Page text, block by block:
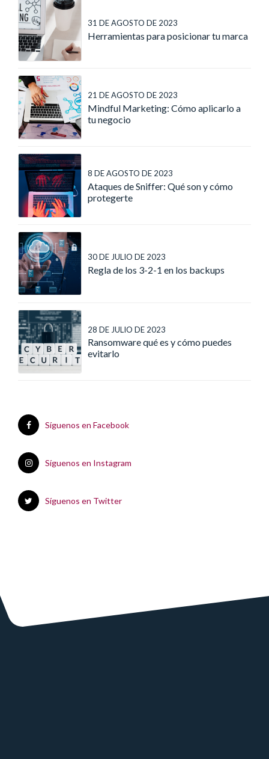
31 DE AGOSTO DE 2023
Herramientas para posicionar tu marca
21 DE AGOSTO DE 2023
Mindful Marketing: Cómo aplicarlo a
tu negocio
8 DE AGOSTO DE 2023
Ataques de Sniffer: Qué son y cómo
protegerte
30 DE JULIO DE 2023
Regla de los 3-2-1 en los backups
28 DE JULIO DE 2023
Ransomware qué es y cómo puedes
evitarlo
Síguenos en Facebook
Síguenos en Instagram
Síguenos en Twitter